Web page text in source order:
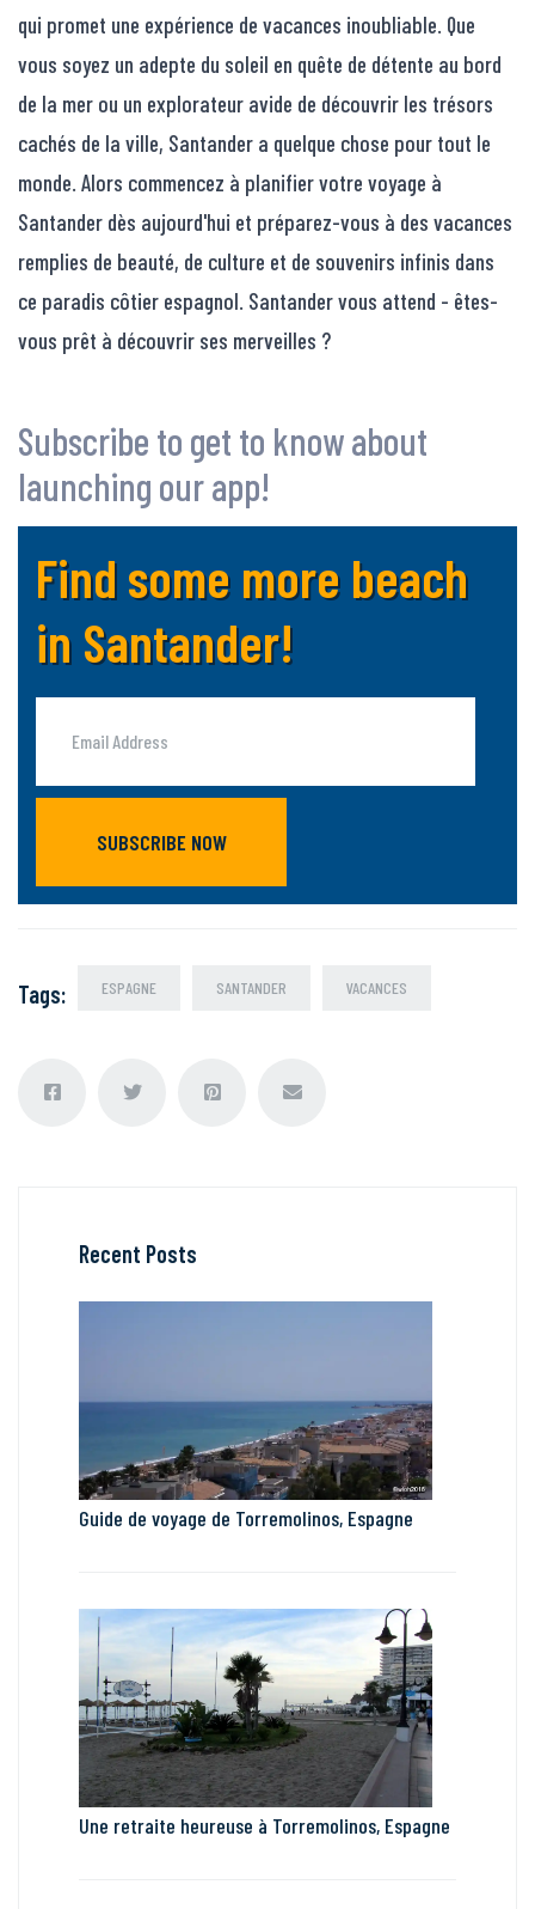
qui promet une expérience de vacances inoubliable. Que
vous soyez un adepte du soleil en quête de détente au bord
de la mer ou un explorateur avide de découvrir les trésors
cachés de la ville, Santander a quelque chose pour tout le
monde. Alors commencez à planifier votre voyage à
Santander dès aujourd'hui et préparez-vous à des vacances
remplies de beauté, de culture et de souvenirs infinis dans
ce paradis côtier espagnol. Santander vous attend - êtes-
vous prêt à découvrir ses merveilles ?
Subscribe to get to know about
launching our app!
Find some more beach
in Santander!
SUBSCRIBE NOW
Tags: ESPAGNE SANTANDER VACANCES
Recent Posts
Guide de voyage de Torremolinos, Espagne
Une retraite heureuse à Torremolinos, Espagne